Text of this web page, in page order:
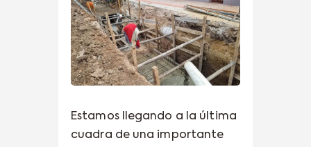
Estamos llegando a la última
cuadra de una importante